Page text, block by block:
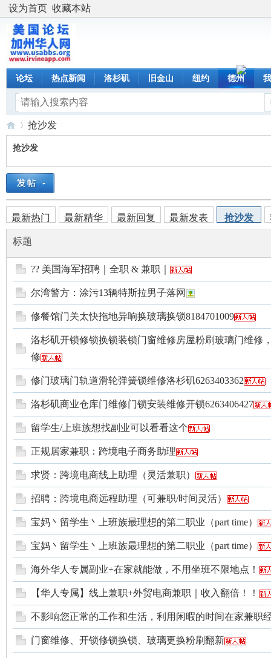
设为首页 收藏本站
论坛 热点新闻 洛杉矶 旧金山 纽约 德州
美
论
›
抢沙发
抢沙发
最新热门 最新精华 最新回复 最新发表 抢沙发
标题
?? 美国海军招聘｜全职 & 兼职｜
尔湾警方：涂污13辆特斯拉男子落网
修餐馆门关太快拖地异响换玻璃换锁8184701009
洛杉矶开锁修锁换锁装锁门窗维修房屋粉刷玻璃门维修
修
修门玻璃门轨道滑轮弹簧锁维修洛杉矶6263403362
洛杉矶商业仓库门维修门锁安装维修开锁6263406427
留学生/上班族想找副业可以看看这个
正规居家兼职：跨境电子商务助理
求贤：跨境电商线上助理（灵活兼职）
招聘：跨境电商远程助理（可兼职/时间灵活）
宝妈丶留学生丶上班族最理想的第二职业（part time）
宝妈丶留学生丶上班族最理想的第二职业（part time）
海外华人专属副业+在家就能做，不用坐班不限地点！
【华人专属】线上兼职+外贸电商兼职｜收入翻倍！！
不影响您正常的工作和生活，利用闲暇的时间在家兼职
门窗维修、开锁修锁换锁、玻璃更换粉刷翻新